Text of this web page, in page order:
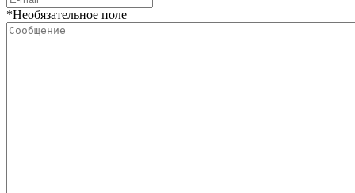
*Необязательное поле